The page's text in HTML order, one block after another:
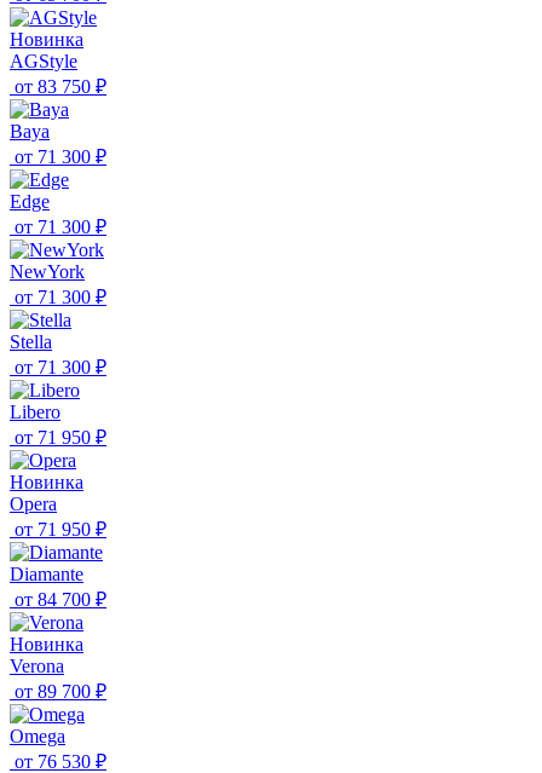
Новинка
AGStyle
от 83 750 ₽
Baya
от 71 300 ₽
Edge
от 71 300 ₽
NewYork
от 71 300 ₽
Stella
от 71 300 ₽
Libero
от 71 950 ₽
Новинка
Opera
от 71 950 ₽
Diamante
от 84 700 ₽
Новинка
Verona
от 89 700 ₽
Omega
от 76 530 ₽